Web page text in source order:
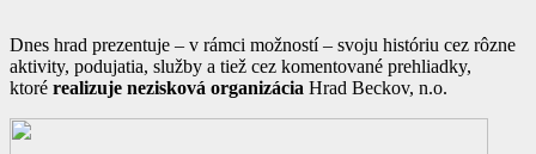
Dnes hrad prezentuje – v rámci možností – svoju históriu cez rôzne
aktivity, podujatia, služby a tiež cez komentované prehliadky,
ktoré realizuje nezisková organizácia Hrad Beckov, n.o.